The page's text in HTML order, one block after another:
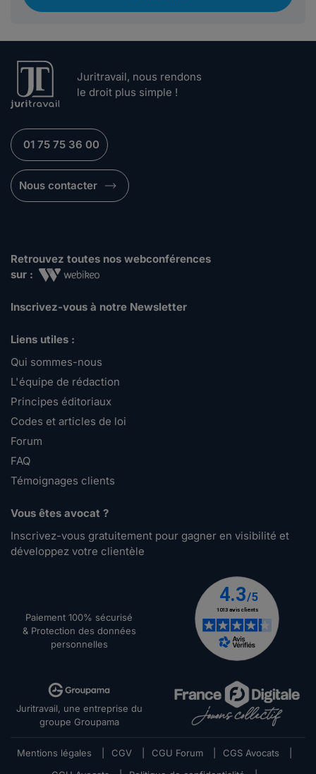
Juritravail, nous rendons
le droit plus simple !
01 75 75 36 00
Nous contacter
Retrouvez toutes nos webconférences
sur :
Inscrivez-vous à notre Newsletter
Liens utiles :
Qui sommes-nous
L'équipe de rédaction
Principes éditoriaux
Codes et articles de loi
Forum
FAQ
Témoignages clients
Vous êtes avocat ?
Inscrivez-vous gratuitement pour gagner en visibilité et
développez votre clientèle
Paiement 100% sécurisé
& Protection des données
personnelles
Juritravail, une entreprise du
groupe Groupama
Mentions légales CGV CGU Forum CGS Avocats